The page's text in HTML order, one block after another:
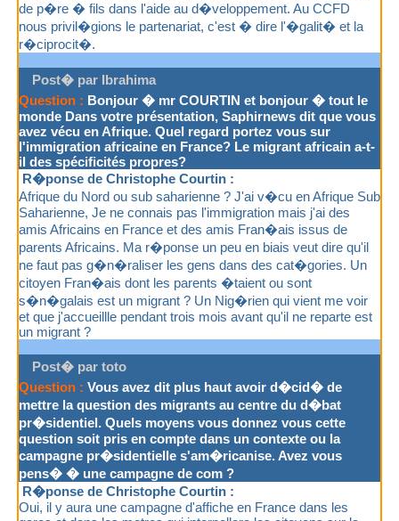
de p�re � fils dans l'aide au d�veloppement. Au CCFD
nous privil�gions le partenariat, c'est � dire l'�galit� et la
r�ciprocit�.
Post� par Ibrahima
Question : Bonjour � mr COURTIN et bonjour � tout le
monde Dans votre présentation, Saphirnews dit que vous
avez vécu en Afrique. Quel regard portez vous sur
l'immigration africaine en France? Le migrant africain a-t-
il des spécificités propres?
R�ponse de Christophe Courtin :
Afrique du Nord ou sub saharienne ? J'ai v�cu en Afrique Sub
Saharienne, Je ne connais pas l'immigration mais j'ai des
amis Africains en France et des amis Fran�ais issus de
parents Africains. Ma r�ponse un peu en biais veut dire qu'il
ne faut pas g�n�raliser les gens dans des cat�gories. Un
citoyen Fran�ais dont les parents �taient ou sont
s�n�galais est un migrant ? Un Nig�rien qui vient me voir
et que j'accueillle pendant trois mois avant qu'il ne reparte est
un migrant ?
Post� par toto
Question : Vous avez dit plus haut avoir d�cid� de
mettre la question des migrants au centre du d�bat
pr�sidentiel. Quels moyens vous donnez vous cette
question soit pris en compte dans un contexte ou la
campagne pr�sidentielle s'am�ricanise. Avez vous
pens� � une campagne de com ?
R�ponse de Christophe Courtin :
Oui, il y aura une campagne d'affiche en France dans les